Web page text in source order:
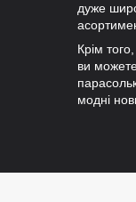
дуже
Крім
ви можете
модні